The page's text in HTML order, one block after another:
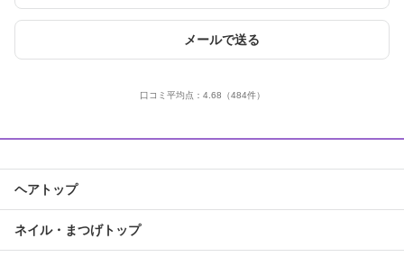
メールで送る
口コミ平均点： 4.68 （484件）
ヘアトップ
ネイル・まつげトップ